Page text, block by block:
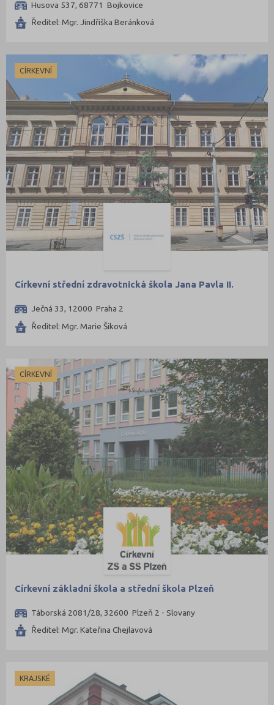
Husova 537, 68771 Bojkovice
Ředitel: Mgr. Jindřiška Beránková
CÍRKEVNÍ
Církevní střední zdravotnická škola Jana Pavla II.
Ječná 33, 12000 Praha 2
Ředitel: Mgr. Marie Šiková
CÍRKEVNÍ
Církevní základní škola a střední škola Plzeň
Táborská 2081/28, 32600 Plzeň 2 - Slovany
Ředitel: Mgr. Kateřina Chejlavová
KRAJSKÉ